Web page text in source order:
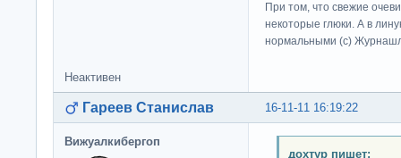
При том, что свежие
некоторые глюки. А в
нормальными (c)
Неактивен
16-11-11 16:19:22
Гареев Станислав
Вижуалкибергоп
дохтур пишет: